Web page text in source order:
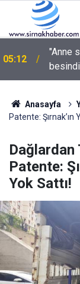
03:35
Anasayfa
Patente: Şırnak’ın
Dağlardan
Patente:
Yok Sattı!